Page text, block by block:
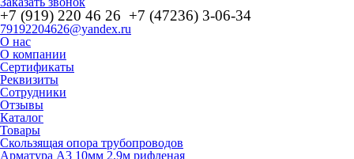
+7 (919) 220 46 26 +7 (47236) 3-06-34
79192204626@yandex.ru
О нас
О компании
Сертификаты
Реквизиты
Сотрудники
Отзывы
Каталог
Товары
Скользящая опора трубопроводов
Арматура А3 10мм 2.9м рифленая